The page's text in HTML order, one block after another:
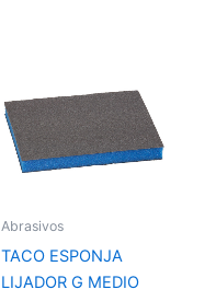
Abrasivos
TACO ESPONJA
LIJADOR G MEDIO